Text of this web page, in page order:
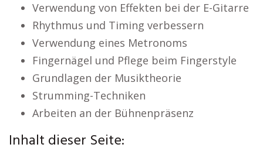
Verwendung von Effekten bei der E-Gitarre
Rhythmus und Timing verbessern
Verwendung eines Metronoms
Fingernägel und Pflege beim Fingerstyle
Grundlagen der Musiktheorie
Strumming-Techniken
Arbeiten an der Bühnenpräsenz
Inhalt dieser Seite: